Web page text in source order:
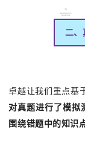
二、
卓越让我们重点基
对真题进行了模拟
围绕错题中的知识